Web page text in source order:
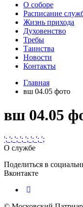
О соборе
Расписание
Жизнь прихода
Духовенство
Требы
Таинства
Новости
Контакты
Главная
вш 04.05 фото
вш 04.05
'; '; '; '; '; '; '; ';
О службе
Поделиться в
Вконтакте